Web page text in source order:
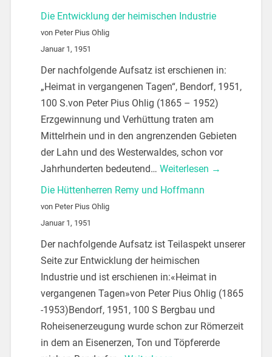
Die Entwicklung der heimischen Industrie
von Peter Pius Ohlig
Januar 1, 1951
Der nachfolgende Aufsatz ist erschienen in:
„Heimat in vergangenen Tagen“, Bendorf, 1951,
100 S.von Peter Pius Ohlig (1865 – 1952)
Erzgewinnung und Verhüttung traten am
Mittelrhein und in den angrenzenden Gebieten
der Lahn und des Westerwaldes, schon vor
Jahrhunderten bedeutend… Weiterlesen →
Die Hüttenherren Remy und Hoffmann
von Peter Pius Ohlig
Januar 1, 1951
Der nachfolgende Aufsatz ist Teilaspekt unserer
Seite zur Entwicklung der heimischen
Industrie und ist erschienen in:«Heimat in
vergangenen Tagen»von Peter Pius Ohlig (1865
-1953)Bendorf, 1951, 100 S Bergbau und
Roheisenerzeugung wurde schon zur Römerzeit
in dem an Eisenerzen, Ton und Töpfererde